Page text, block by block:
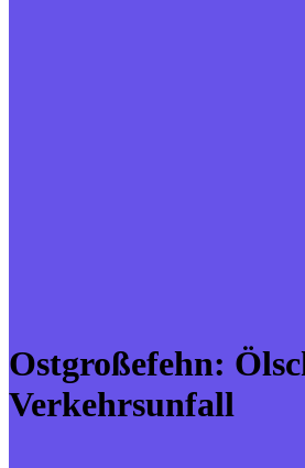
Ostgroßefehn:
Verkehrsunfall